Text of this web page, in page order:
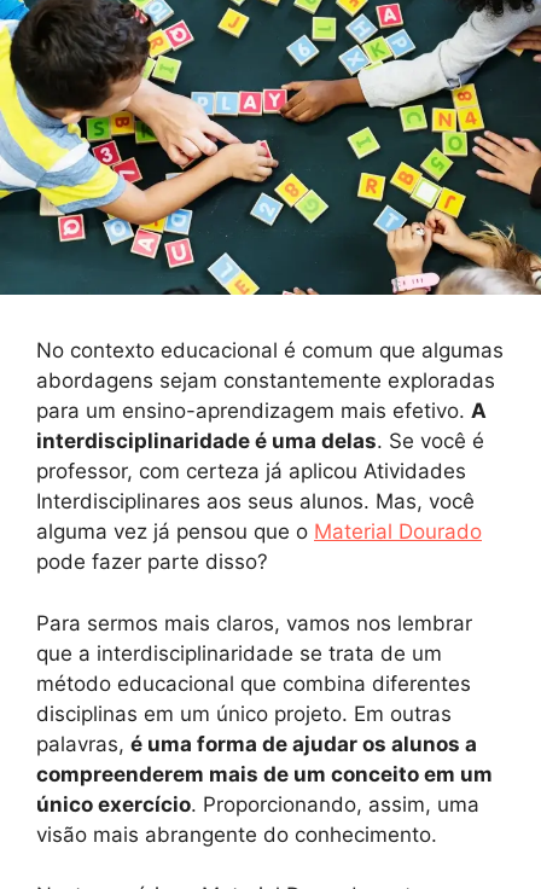
No contexto educacional é comum que algumas
abordagens sejam constantemente exploradas
para um ensino-aprendizagem mais efetivo. A
interdisciplinaridade é uma delas. Se você é
professor, com certeza já aplicou Atividades
Interdisciplinares aos seus alunos. Mas, você
alguma vez já pensou que o Material Dourado
pode fazer parte disso?
Para sermos mais claros, vamos nos lembrar
que a interdisciplinaridade se trata de um
método educacional que combina diferentes
disciplinas em um único projeto. Em outras
palavras, é uma forma de ajudar os alunos a
compreenderem mais de um conceito em um
único exercício. Proporcionando, assim, uma
visão mais abrangente do conhecimento.